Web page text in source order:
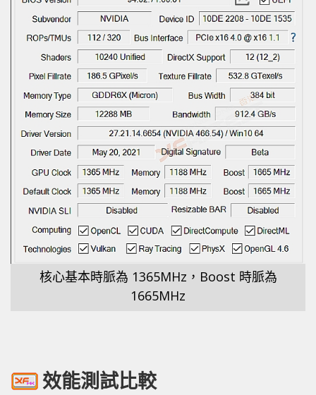
核心基本時脈為 1365MHz，Boost 時脈為
1665MHz
效能測試比較